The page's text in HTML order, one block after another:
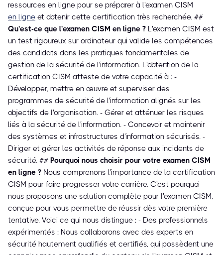
ressources en ligne pour se préparer à l'examen CISM
en ligne et obtenir cette certification très recherchée. ##
Qu'est-ce que l'examen CISM en ligne ? L'examen CISM est
un test rigoureux sur ordinateur qui valide les compétences
des candidats dans les pratiques fondamentales de
gestion de la sécurité de l'information. L'obtention de la
certification CISM atteste de votre capacité à : -
Développer, mettre en œuvre et superviser des
programmes de sécurité de l'information alignés sur les
objectifs de l'organisation. - Gérer et atténuer les risques
liés à la sécurité de l'information. - Concevoir et maintenir
des systèmes et infrastructures d'information sécurisés. -
Diriger et gérer les activités de réponse aux incidents de
sécurité. ## Pourquoi nous choisir pour votre examen CISM
en ligne ? Nous comprenons l'importance de la certification
CISM pour faire progresser votre carrière. C'est pourquoi
nous proposons une solution complète pour l'examen CISM,
conçue pour vous permettre de réussir dès votre première
tentative. Voici ce qui nous distingue : - Des professionnels
expérimentés : Nous collaborons avec des experts en
sécurité hautement qualifiés et certifiés, qui possèdent une